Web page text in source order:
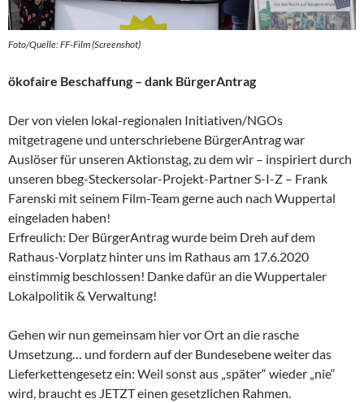
Foto/Quelle: FF-Film (Screenshot)
ökofaire Beschaffung – dank BürgerAntrag
Der von vielen lokal-regionalen Initiativen/NGOs
mitgetragene und unterschriebene BürgerAntrag war
Auslöser für unseren Aktionstag, zu dem wir – inspiriert durch
unseren bbeg-Steckersolar-Projekt-Partner S-I-Z – Frank
Farenski mit seinem Film-Team gerne auch nach Wuppertal
eingeladen haben!
Erfreulich: Der BürgerAntrag wurde beim Dreh auf dem
Rathaus-Vorplatz hinter uns im Rathaus am 17.6.2020
einstimmig beschlossen! Danke dafür an die Wuppertaler
Lokalpolitik & Verwaltung!
Gehen wir nun gemeinsam hier vor Ort an die rasche
Umsetzung… und fordern auf der Bundesebene weiter das
Lieferkettengesetz ein: Weil sonst aus „später“ wieder „nie“
wird, braucht es JETZT einen gesetzlichen Rahmen.